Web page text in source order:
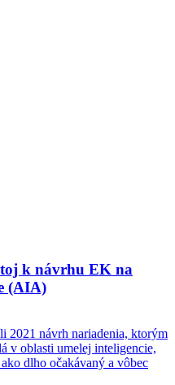
k návrhu EK na
(AIA)
2021 návrh nariadenia, ktorým
v oblasti umelej inteligencie,
dlho očakávaný a vôbec